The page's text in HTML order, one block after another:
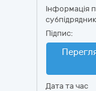
Інформація
Підпис:
Дата та час